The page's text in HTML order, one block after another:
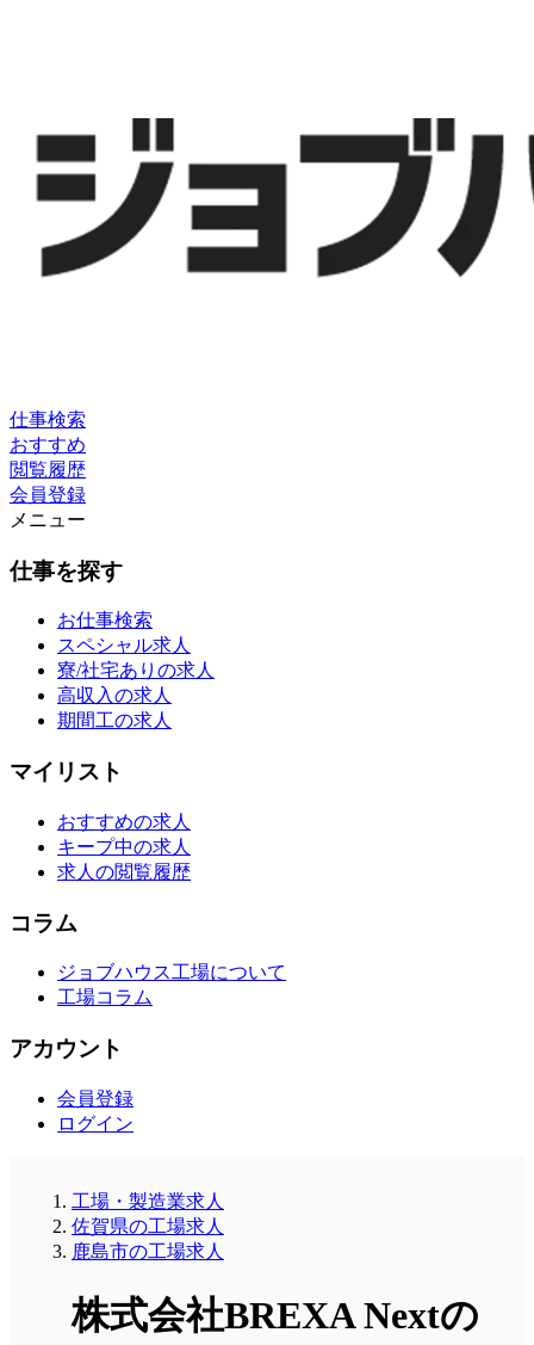
仕事検索
おすすめ
閲覧履歴
会員登録
メニュー
仕事を探す
お仕事検索
スペシャル求人
寮/社宅ありの求人
高収入の求人
期間工の求人
マイリスト
おすすめの求人
キープ中の求人
求人の閲覧履歴
コラム
ジョブハウス工場について
工場コラム
アカウント
会員登録
ログイン
工場・製造業求人
佐賀県の工場求人
鹿島市の工場求人
株式会社BREXA Nextの